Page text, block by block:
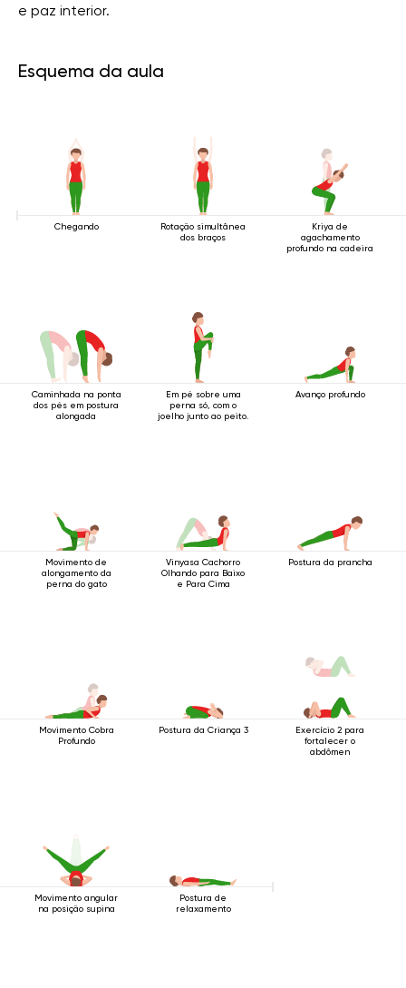
e paz interior.
Esquema da aula
Chegando
Rotação simultânea
dos braços
Kriya de
agachamento
profundo na cadeira
Caminhada na ponta
dos pés em postura
alongada
Em pé sobre uma
perna só, com o
joelho junto ao peito.
Avanço profundo
Movimento de
alongamento da
perna do gato
Vinyasa Cachorro
Olhando para Baixo
e Para Cima
Postura da prancha
Movimento Cobra
Profundo
Postura da Criança 3
Exercício 2 para
fortalecer o
abdômen
Movimento angular
na posição supina
Postura de
relaxamento